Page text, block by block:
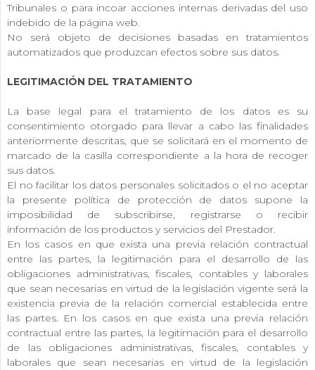
Tribunales o para incoar acciones internas derivadas del uso
indebido de la página web.
No será objeto de decisiones basadas en tratamientos
automatizados que produzcan efectos sobre sus datos.
LEGITIMACIÓN DEL TRATAMIENTO
La base legal para el tratamiento de los datos es su
consentimiento otorgado para llevar a cabo las finalidades
anteriormente descritas, que se solicitará en el momento de
marcado de la casilla correspondiente a la hora de recoger
sus datos.
El no facilitar los datos personales solicitados o el no aceptar
la presente política de protección de datos supone la
imposibilidad de subscribirse, registrarse o recibir
información de los productos y servicios del Prestador.
En los casos en que exista una previa relación contractual
entre las partes, la legitimación para el desarrollo de las
obligaciones administrativas, fiscales, contables y laborales
que sean necesarias en virtud de la legislación vigente será la
existencia previa de la relación comercial establecida entre
las partes. En los casos en que exista una previa relación
contractual entre las partes, la legitimación para el desarrollo
de las obligaciones administrativas, fiscales, contables y
laborales que sean necesarias en virtud de la legislación